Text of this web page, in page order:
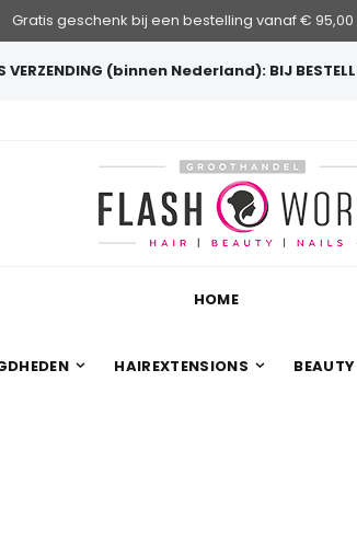
Gratis geschenk bij een bestelling vanaf €
VERZENDING (binnen Nederland): BIJ
HOME
HAIREXTENSIONS BEAUTY